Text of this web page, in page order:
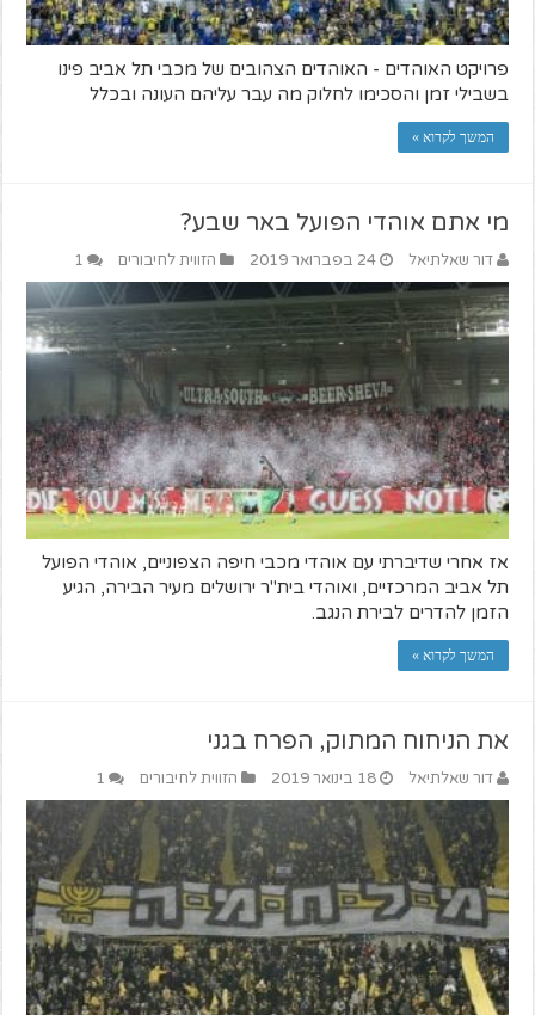
פרויקט האוהדים - האוהדים הצהובים של מכבי תל אביב פינו
בשבילי זמן והסכימו לחלוק מה עבר עליהם העונה ובכלל
המשך לקרוא »
מי אתם אוהדי הפועל באר שבע?
דור שאלתיאל 24 בפברואר 2019 הזווית לחיבורים 1
אז אחרי שדיברתי עם אוהדי מכבי חיפה הצפוניים, אוהדי הפועל
תל אביב המרכזיים, ואוהדי בית"ר ירושלים מעיר הבירה, הגיע
הזמן להדרים לבירת הנגב.
המשך לקרוא »
את הניחוח המתוק, הפרח בגני
דור שאלתיאל 18 בינואר 2019 הזווית לחיבורים 1